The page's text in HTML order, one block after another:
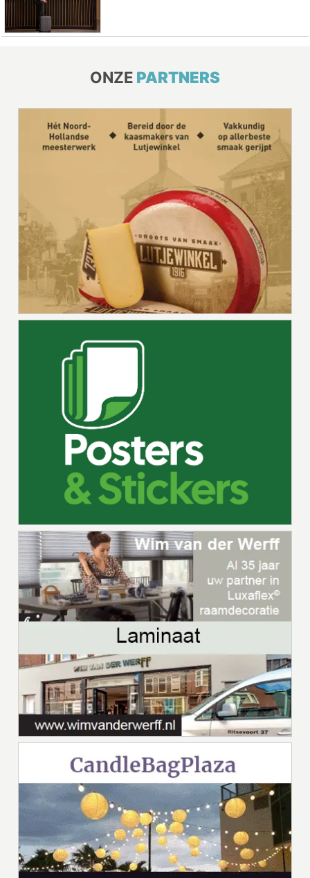
ONZE PARTNERS